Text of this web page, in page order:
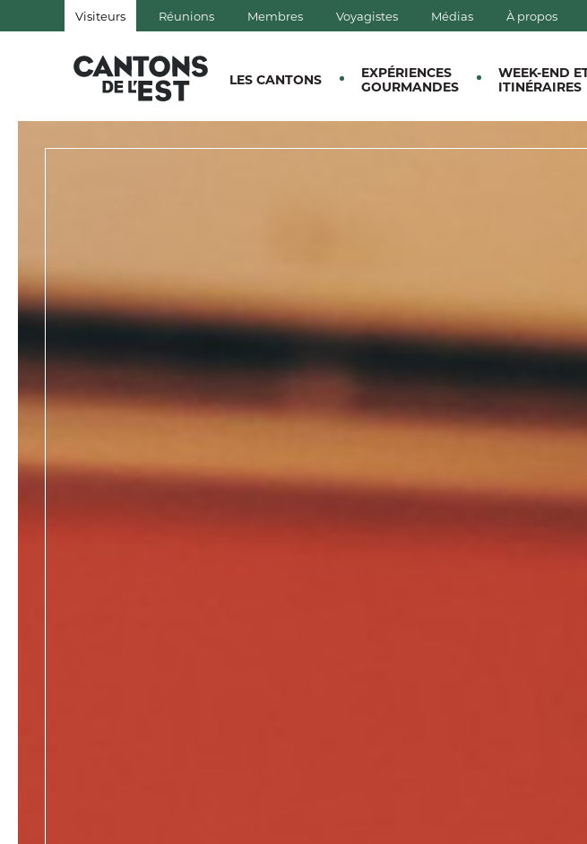
Visiteurs Réunions Membres Voyagistes Médias À propos
LES CANTONS
EXPÉRIENCES
GOURMANDES
WEEK-END
ITINÉRAIRES